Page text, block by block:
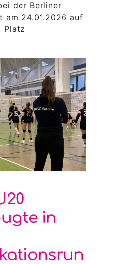
der Berliner
am 24.01.2026 auf
Platz
in